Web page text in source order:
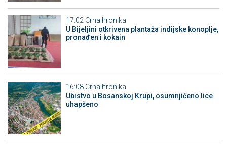
17:02 Crna hronika
​U Bijeljini otkrivena plantaža indijske konoplje,
pronađen i kokain
16:08 Crna hronika
Ubistvo u Bosanskoj Krupi, osumnjičeno lice
uhapšeno